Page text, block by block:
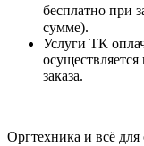
бесплатно при
сумме).
Услуги ТК
заказа.
Оргтехника и всё для